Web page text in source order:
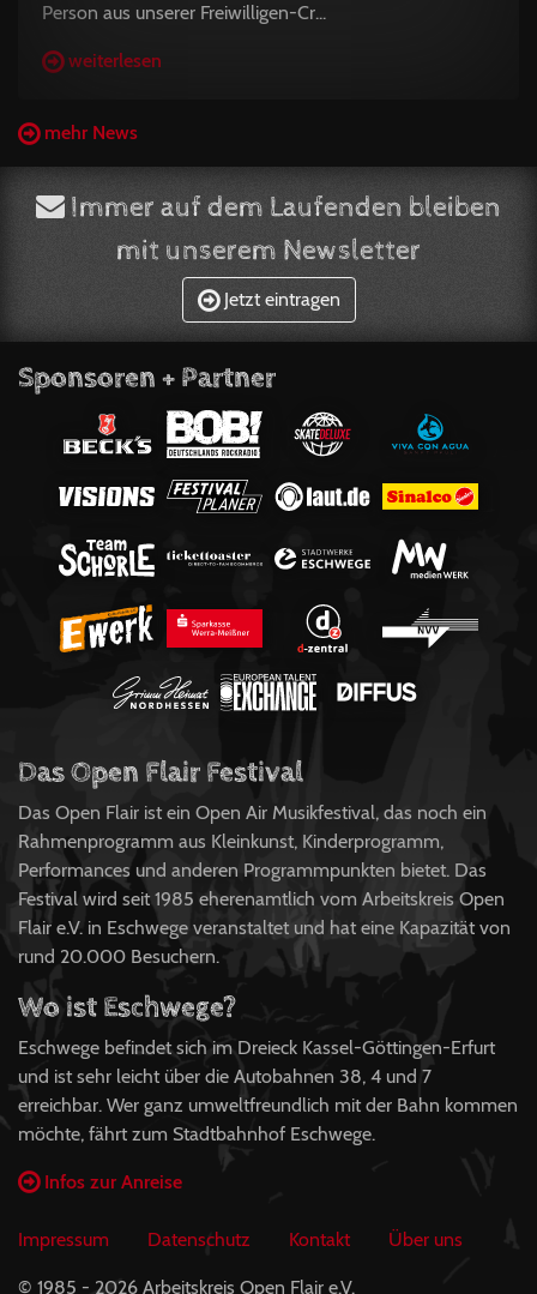
Person aus unserer Freiwilligen-Cr...
weiterlesen
mehr News
Immer auf dem Laufenden bleiben
mit unserem Newsletter
Jetzt eintragen
Sponsoren + Partner
Das Open Flair Festival
Das Open Flair ist ein Open Air Musikfestival, das noch ein
Rahmenprogramm aus Kleinkunst, Kinderprogramm,
Performances und anderen Programmpunkten bietet. Das
Festival wird seit 1985 eherenamtlich vom Arbeitskreis Open
Flair e.V. in Eschwege veranstaltet und hat eine Kapazität von
rund 20.000 Besuchern.
Wo ist Eschwege?
Eschwege befindet sich im Dreieck Kassel-Göttingen-Erfurt
und ist sehr leicht über die Autobahnen 38, 4 und 7
erreichbar. Wer ganz umweltfreundlich mit der Bahn kommen
möchte, fährt zum Stadtbahnhof Eschwege.
Infos zur Anreise
Impressum Datenschutz Kontakt Über uns
© 1985 - 2026 Arbeitskreis Open Flair e.V.